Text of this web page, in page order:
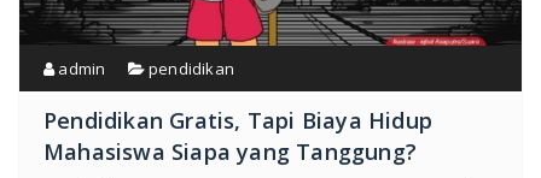
admin pendidikan
Pendidikan Gratis, Tapi Biaya Hidup
Mahasiswa Siapa yang Tanggung?